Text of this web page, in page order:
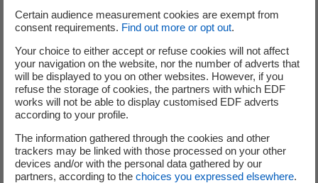
Situation dans l’organisation et relations de travail
En interne, en lien direct avec :
le Chef de projet de l’équipe de développement
les différents chargés d’affaires pour les prestations ;
les équipes IT de Cyclife Digital Solutions en tant
qu’appui technique lors des prestations.
Certain audience measurement cookies are exempt from
consent requirements. Find out more or opt out.
Your choice to either accept or refuse cookies will not affect
your navigation on the website, nor the number of adverts that
will be displayed to you on other websites. However, if you
refuse the storage of cookies, the partners with which EDF
works will not be able to display customised EDF adverts
according to your profile.
The information gathered through the cookies and other
trackers may be linked with those processed on your other
devices and/or with the personal data gathered by our
partners, according to the choices you expressed elsewhere.